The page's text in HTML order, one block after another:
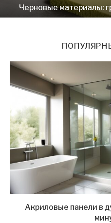
Черновые материалы:
Акриловые панели в